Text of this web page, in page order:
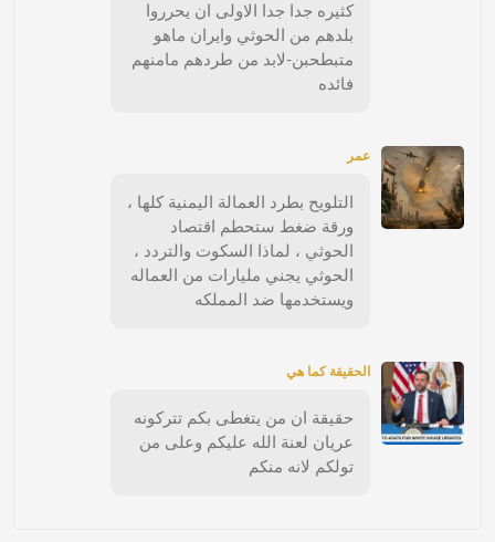
كثيره جدا جدا الاولى ان يحرروا
بلدهم من الحوثي وايران ماهو
متبطحبن-لابد من طردهم مامنهم
فائده
عمر
التلويح بطرد العمالة اليمنية كلها ،
ورقة ضغط ستحطم اقتصاد
الحوثي ، لماذا السكوت والتردد ،
الحوثي يجني مليارات من العماله
ويستخدمها ضد المملكه
الحقيقة كما هي
حقيقة ان من يتغطى بكم تتركونه
عريان لعنة الله عليكم وعلى من
تولكم لانه منكم